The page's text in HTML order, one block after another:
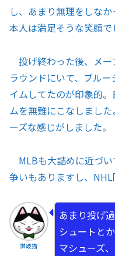
し、あまり無理をしな
本人は満足そうな笑顔で
投げ終わった後、メー
ラウンドにいて、ブル
イムしてたのが印象的
ムを無難にこなしまし
ーズな感じがしました。
MLBも大詰めに近づい
争いもありますし、
讃岐猫
あまり投げ
シュートと
マシューズ